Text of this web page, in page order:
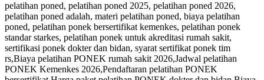
pelatihan poned, pelatihan poned 2025, pelatihan poned 2026,
pelatihan poned adalah, materi pelatihan poned, biaya pelatihan
poned, pelatihan ponek bersertifikat kemenkes, pelatihan ponek
standar starkes, pelatihan ponek untuk akreditasi rumah sakit,
sertifikasi ponek dokter dan bidan, syarat sertifikat ponek tim
rs,Biaya pelatihan PONEK rumah sakit 2026,Jadwal pelatihan
PONEK Kemenkes 2026,Pendaftaran pelatihan PONEK